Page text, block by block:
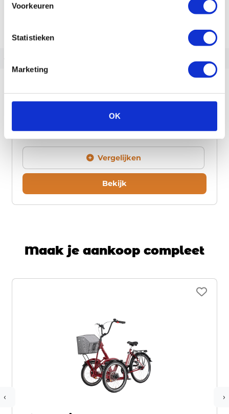
Voorkeuren
Statistieken
Marketing
OK
Vergelijken
Bekijk
Maak je aankoop compleet
‹ ›